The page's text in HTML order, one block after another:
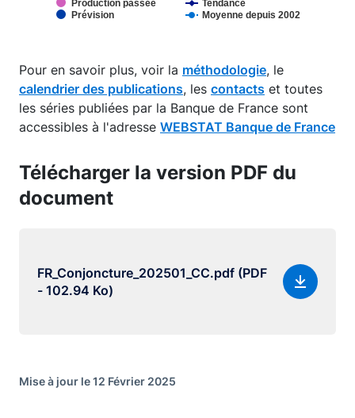
Production passée
Tendance
Prévision
Moyenne depuis 2002
Pour en savoir plus, voir la méthodologie, le
calendrier des publications, les contacts et toutes
les séries publiées par la Banque de France sont
accessibles à l'adresse WEBSTAT Banque de France
Télécharger la version PDF du
document
FR_Conjoncture_202501_CC.pdf (PDF
- 102.94 Ko)
Mise à jour le 12 Février 2025